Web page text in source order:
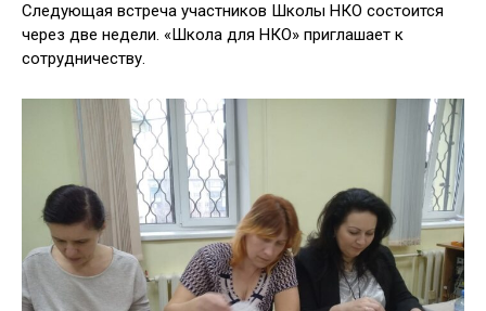
Следующая встреча участников Школы НКО состоится
через две недели. «Школа для НКО» приглашает к
сотрудничеству.